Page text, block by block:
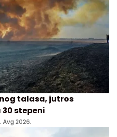
talasa, jutros
stepeni
Avg 2026.